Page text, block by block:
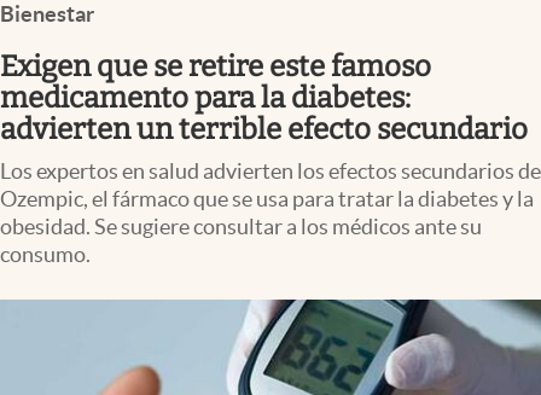
Pc y celular
Vida y estilo
Tv
Clima
abre en nueva pestaña
México
Bienestar
Exigen que se retire este famoso
medicamento para la diabetes:
advierten un terrible efecto secundario
Los expertos en salud advierten los efectos secundarios de
Ozempic, el fármaco que se usa para tratar la diabetes y la
obesidad. Se sugiere consultar a los médicos ante su
consumo.